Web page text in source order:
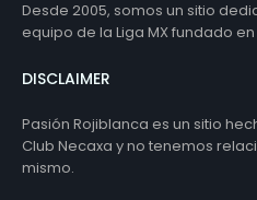
Desde 2005, somos un sitio
equipo de la Liga MX fundado en
DISCLAIMER
Pasión Rojiblanca es un sitio
Club Necaxa y no tenemos
mismo.